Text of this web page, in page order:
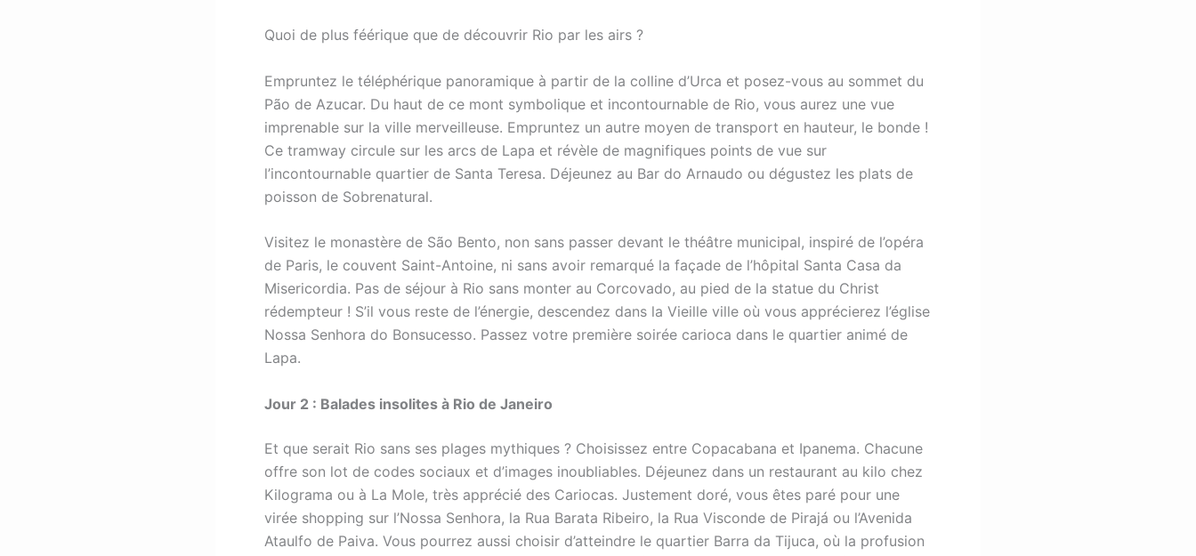
Quoi de plus féérique que de découvrir Rio par les airs ?
Empruntez le téléphérique panoramique à partir de la colline d’Urca et posez-vous au sommet du
Pão de Azucar. Du haut de ce mont symbolique et incontournable de Rio, vous aurez une vue
imprenable sur la ville merveilleuse. Empruntez un autre moyen de transport en hauteur, le bonde !
Ce tramway circule sur les arcs de Lapa et révèle de magnifiques points de vue sur
l’incontournable quartier de Santa Teresa. Déjeunez au Bar do Arnaudo ou dégustez les plats de
poisson de Sobrenatural.
Visitez le monastère de São Bento, non sans passer devant le théâtre municipal, inspiré de l’opéra
de Paris, le couvent Saint-Antoine, ni sans avoir remarqué la façade de l’hôpital Santa Casa da
Misericordia. Pas de séjour à Rio sans monter au Corcovado, au pied de la statue du Christ
rédempteur ! S’il vous reste de l’énergie, descendez dans la Vieille ville où vous apprécierez l’église
Nossa Senhora do Bonsucesso. Passez votre première soirée carioca dans le quartier animé de
Lapa.
Jour 2 : Balades insolites à Rio de Janeiro
Et que serait Rio sans ses plages mythiques ? Choisissez entre Copacabana et Ipanema. Chacune
offre son lot de codes sociaux et d’images inoubliables. Déjeunez dans un restaurant au kilo chez
Kilograma ou à La Mole, très apprécié des Cariocas. Justement doré, vous êtes paré pour une
virée shopping sur l’Nossa Senhora, la Rua Barata Ribeiro, la Rua Visconde de Pirajá ou l’Avenida
Ataulfo de Paiva. Vous pourrez aussi choisir d’atteindre le quartier Barra da Tijuca, où la profusion